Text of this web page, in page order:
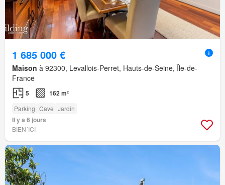
1 685 000 €
Maison à 92300, Levallois-Perret, Hauts-de-Seine, Île-de-
France
5 162 m²
Parking Cave Jardin
Il y a 6 jours
BIEN´ICI